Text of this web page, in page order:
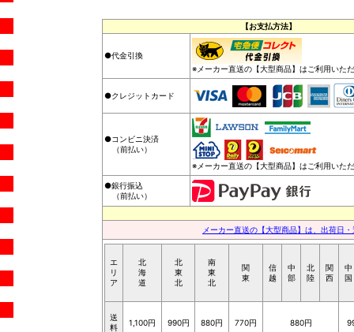
【お支払方法】
●代金引換
※メーカー直送の【大型商品】はご利用いた
●クレジットカード
●コンビニ決済
（前払い）
※メーカー直送の【大型商品】はご利用いた
●銀行振込
（前払い）
メーカー直送の【大型商品】は、出荷日
エ
リ
ア
北
海
道
北
東
北
南
東
北
関
東
信
越
中
部
北
陸
関
西
中
国
送
料
1,100円 990円 880円 770円 880円